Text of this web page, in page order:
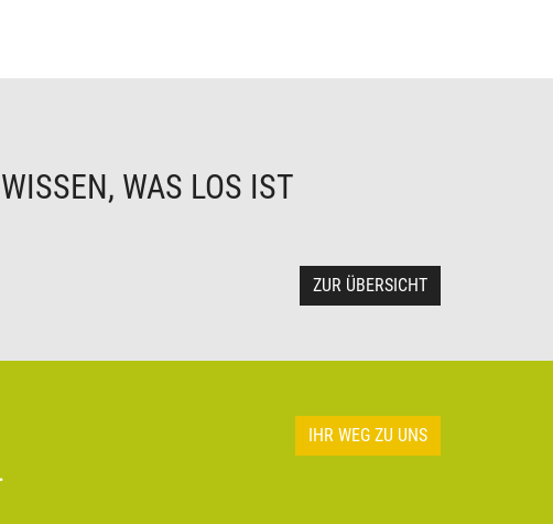
WAS LOS IST
ZUR ÜBERSICHT
IHR WEG ZU UNS